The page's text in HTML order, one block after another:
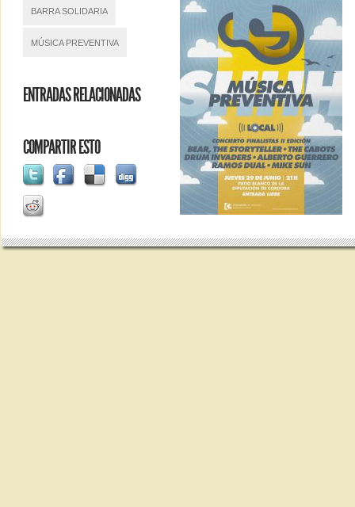
BARRA SOLIDARIA
MÚSICA PREVENTIVA
ENTRADAS RELACIONADAS
COMPARTIR ESTO